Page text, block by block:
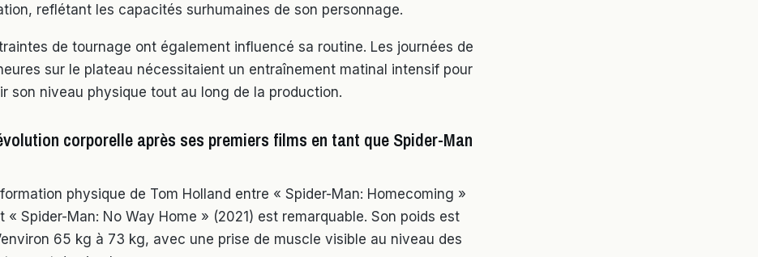
reflétant les capacités surhumaines de son personnage.
de tournage ont également influencé sa routine. Les journées de
sur le plateau nécessitaient un entraînement matinal intensif pour
son niveau physique tout au long de la production.
corporelle après ses premiers films en tant que Spider-Man
physique de Tom Holland entre « Spider-Man: Homecoming »
« Spider-Man: No Way Home » (2021) est remarquable. Son poids est
65 kg à 73 kg, avec une prise de muscle visible au niveau des